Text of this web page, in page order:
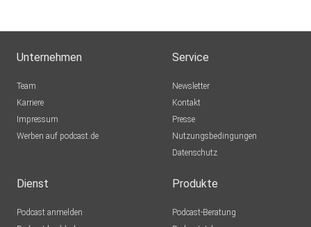
Unternehmen
Team
Karriere
Impressum
Werben auf podcast.de
Service
Newsletter
Kontakt
Presse
Nutzungsbedingungen
Datenschutz
Dienst
Podcast anmelden
Produkte
Podcast-Beratung